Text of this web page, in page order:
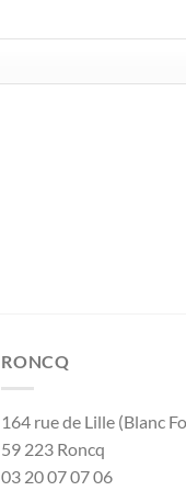
RONCQ
164 rue de Lille (Blanc
59 223 Roncq
03 20 07 07 06